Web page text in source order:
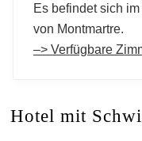
Es befindet sich
von Montmartre.
–> Verfügbare
Hotel mit